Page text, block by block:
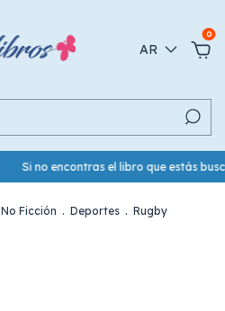
AR
0
Si no encontras el libro que estás
No Ficción . Deportes . Rugby